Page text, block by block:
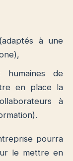
à une
humaines de
en place la
à
pourra
le mettre en